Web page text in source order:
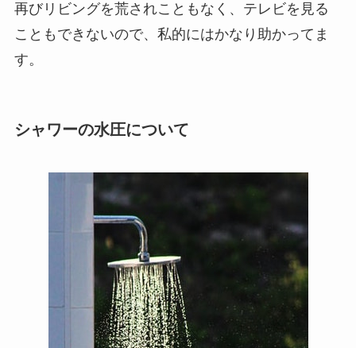
再びリビングを荒されこともなく、テレビを見る
こともできないので、私的にはかなり助かってま
す。
シャワーの水圧について